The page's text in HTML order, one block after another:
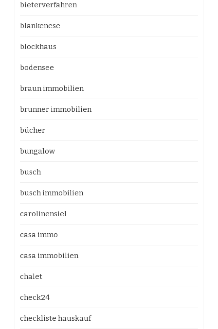
bieterverfahren
blankenese
blockhaus
bodensee
braun immobilien
brunner immobilien
bücher
bungalow
busch
busch immobilien
carolinensiel
casa immo
casa immobilien
chalet
check24
checkliste hauskauf